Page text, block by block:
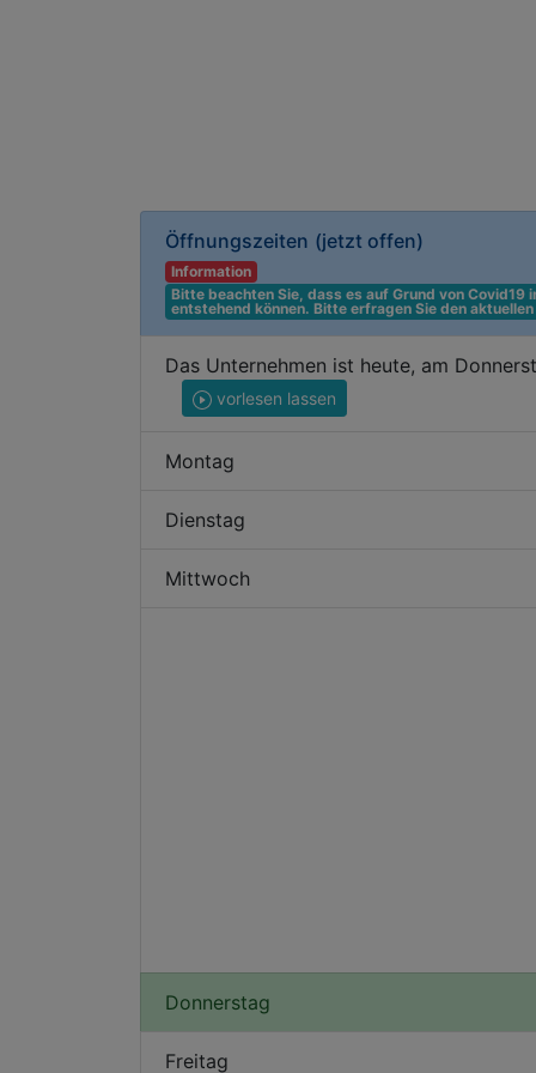
Öffnungszeiten (jetzt offen)
Information
Bitte beachten Sie, dass es auf Grund von
entstehend können. Bitte erfragen Sie den
Das Unternehmen ist heute, am
vorlesen lassen
Montag
Dienstag
Mittwoch
Donnerstag
Freitag